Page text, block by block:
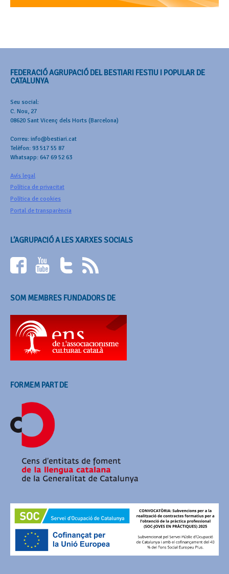
FEDERACIÓ AGRUPACIÓ DEL BESTIARI FESTIU I POPULAR DE
CATALUNYA
Seu social:
C. Nou, 27
08620 Sant Vicenç dels Horts (Barcelona)
Correu: info@bestiari.cat
Telèfon: 93 517 55 87
Whatsapp: 647 69 52 63
Avís legal
Política de privacitat
Política de cookies
Portal de transparència
L’AGRUPACIÓ A LES XARXES SOCIALS
SOM MEMBRES FUNDADORS DE
FORMEM PART DE